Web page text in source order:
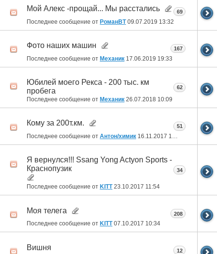
Мой Алекс -прощай... Мы расстались
Последнее сообщение от РоманВТ09.07.2019 13:32
69
Фото наших машин
Последнее сообщение от Механик 17.06.2019 19:33
167
Юбилей моего Рекса - 200 тыс. км
пробега
Последнее сообщение от Механик 26.07.2018 10:09
62
Кому за 200т.км.
Последнее сообщение от Антон/химик 16.11.2017 13:46
51
Я вернулся!!! Ssang Yong Actyon Sports -
Краснопузик
Последнее сообщение от KITT23.10.2017 11:54
34
Моя телега
Последнее сообщение от KITT07.10.2017 10:34
208
Вишня 12